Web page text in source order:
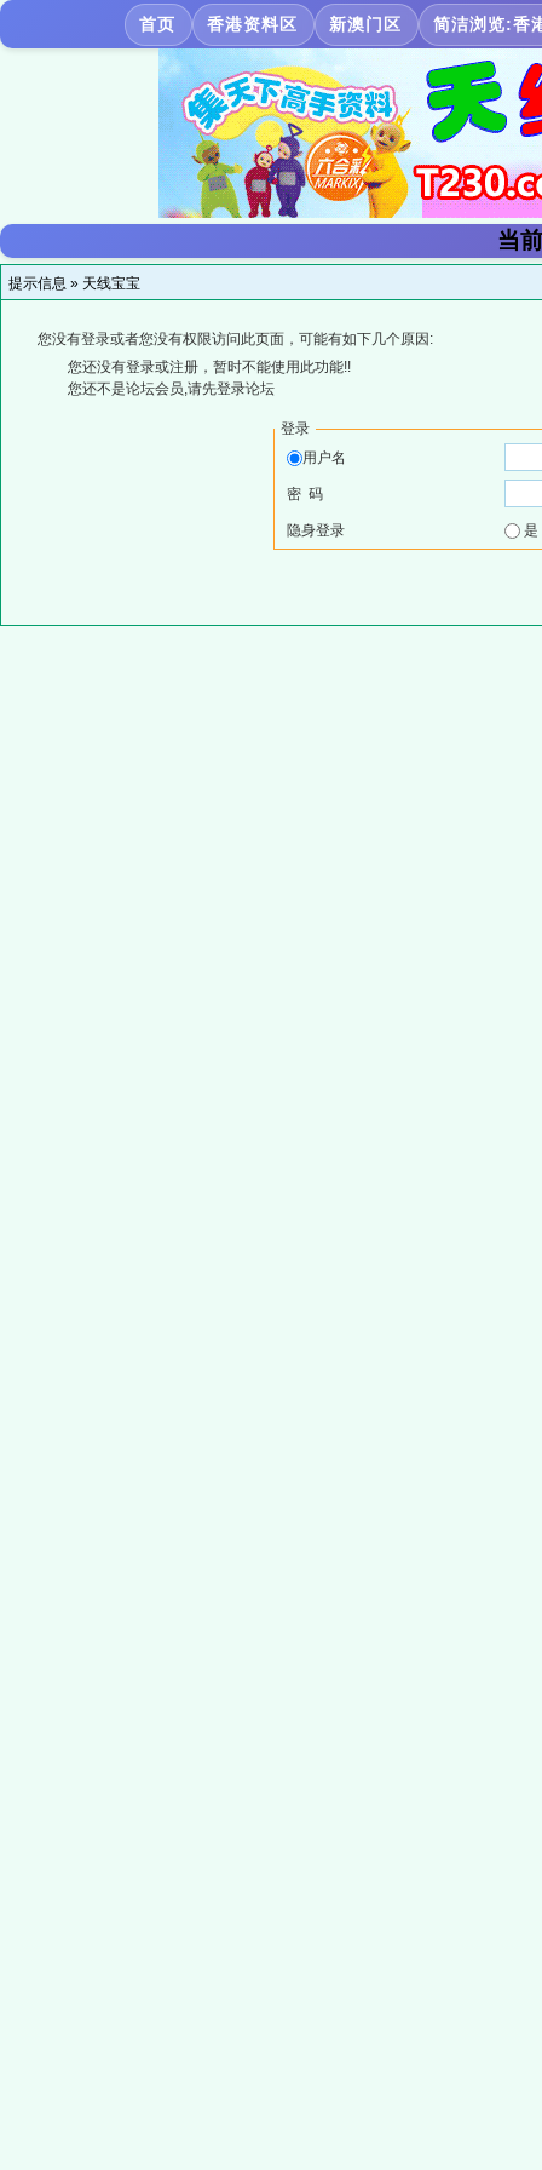
首页 香港资料区 新澳门区 简洁浏览:香
当
提示信息 » 天线宝宝
您没有登录或者您没有权限访问此页面，可能有如下几个原因:
您还没有登录或注册，暂时不能使用此功能!!
您还不是论坛会员,请先登录论坛
登录
用户名
密 码
隐身登录